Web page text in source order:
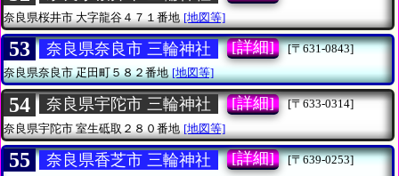
奈良県桜井市大字龍谷４７１番地 [地図等]
53 奈良県奈良市 三輪神社 [詳細]
[〒631-0843]
奈良県奈良市疋田町５８２番地 [地図等]
54 奈良県宇陀市 三輪神社 [詳細]
[〒633-0314]
奈良県宇陀市 室生砥取２８０番地 [地図等]
55 奈良県香芝市 三輪神社 [詳細]
[〒639-0253]